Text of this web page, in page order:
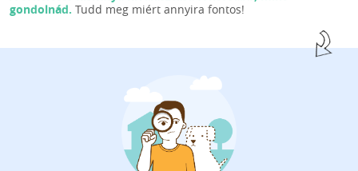
gondolnád. Tudd meg miért annyira fontos!